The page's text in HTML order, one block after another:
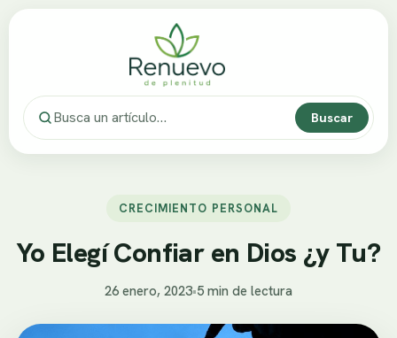
Buscar
CRECIMIENTO PERSONAL
Yo Elegí Confiar en Dios ¿y Tu?
26 enero, 2023•5 min de lectura